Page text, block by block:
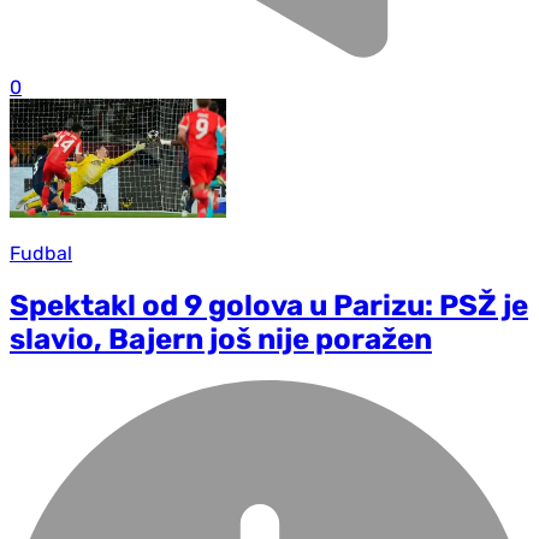
0
Fudbal
Spektakl od 9 golova u Parizu: PSŽ je
slavio, Bajern još nije poražen